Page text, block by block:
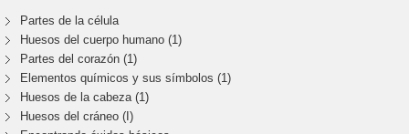
Partes de la célula
Huesos del cuerpo humano (1)
Partes del corazón (1)
Elementos químicos y sus símbolos (1)
Huesos de la cabeza (1)
Huesos del cráneo (I)